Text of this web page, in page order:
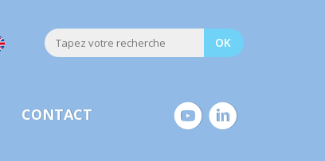
CONTACT